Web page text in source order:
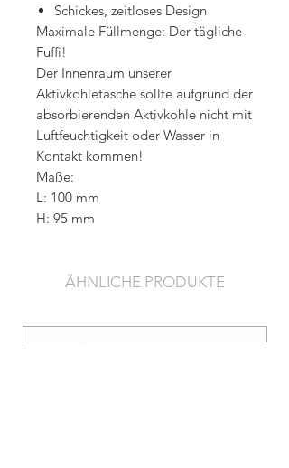
Schickes, zeitloses Design
Maximale Füllmenge: Der tägliche
Fuffi!
Der Innenraum unserer
Aktivkohletasche sollte aufgrund der
absorbierenden Aktivkohle nicht mit
Luftfeuchtigkeit oder Wasser in
Kontakt kommen!
Maße:
L: 100 mm
H: 95 mm
ÄHNLICHE PRODUKTE